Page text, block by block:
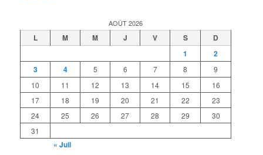
AOÛT 2026
L M M J V S
D
1
2
3
4 5 6 7 8
9
10
11 12 13 14 15
16
17
18 19 20 21 22
23
24
25 26 27 28 29
30
31
« Juil